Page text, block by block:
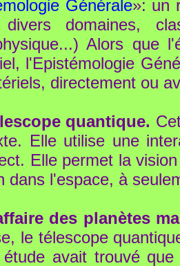
Générale»: un
domaines,
Alors que
l'Epistémologie
directement ou
quantique.
Elle utilise une
Elle permet la
dans l'espace, à
des planètes
le télescope
avait trouvé